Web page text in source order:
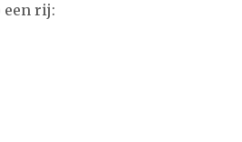
een rij: